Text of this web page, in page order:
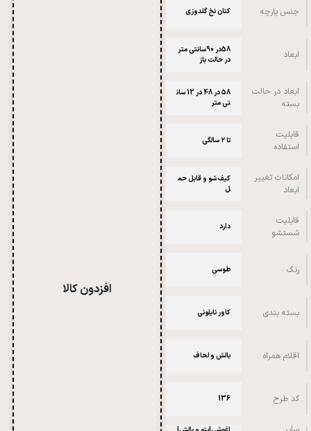
جنس پارچه کتان نخ گلدوزی
ابعاد
58در 90سانتی متر
در حالت باز
ابعاد در حالت
بسته
58 در 48 در 12 سان
تی متر
قابلیت
استفاده
تا ۲ سالگی
امکانات تغییر
ابعاد
کیف شو و قابل حم
ل
قابلیت
شستشو
دارد
رنگ طوسی
بسته بندی کاور نایلونی
اقلام همراه بالش و لحاف
کد طرح 136
افزدون کالا